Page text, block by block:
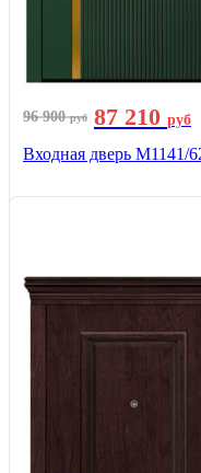
96 900руб 87 210 руб
Входная дверь М1141/